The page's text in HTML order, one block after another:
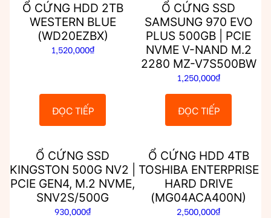
Ổ CỨNG HDD 2TB
WESTERN BLUE
(WD20EZBX)
1,520,000₫
ĐỌC TIẾP
Ổ CỨNG SSD
SAMSUNG 970 EVO
PLUS 500GB | PCIE
NVME V-NAND M.2
2280 MZ-V7S500BW
1,250,000₫
ĐỌC TIẾP
Ổ CỨNG SSD
KINGSTON 500G NV2 |
PCIE GEN4, M.2 NVME,
SNV2S/500G
930,000₫
Ổ CỨNG HDD 4TB
TOSHIBA ENTERPRISE
HARD DRIVE
(MG04ACA400N)
2,500,000₫